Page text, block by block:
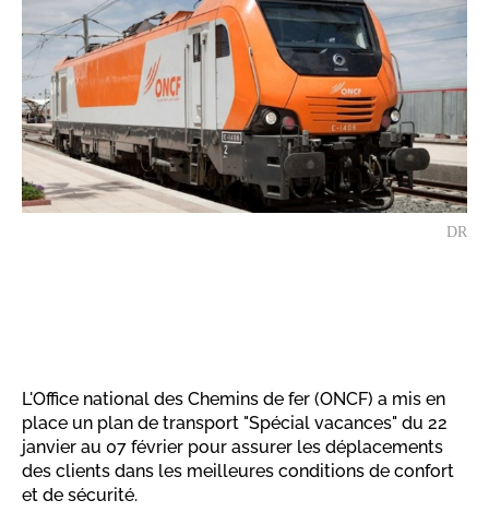
DR
L'Office national des Chemins de fer (ONCF) a mis en
place un plan de transport "Spécial vacances" du 22
janvier au 07 février pour assurer les déplacements
des clients dans les meilleures conditions de confort
et de sécurité.